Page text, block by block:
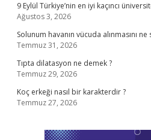
9 Eylül Türkiye’nin en iyi kaçıncı
Ağustos 3, 2026
Solunum havanın vücuda alınmasını ne
Temmuz 31, 2026
Tıpta dilatasyon ne demek ?
Temmuz 29, 2026
Koç erkeği nasıl bir karakterdir ?
Temmuz 27, 2026